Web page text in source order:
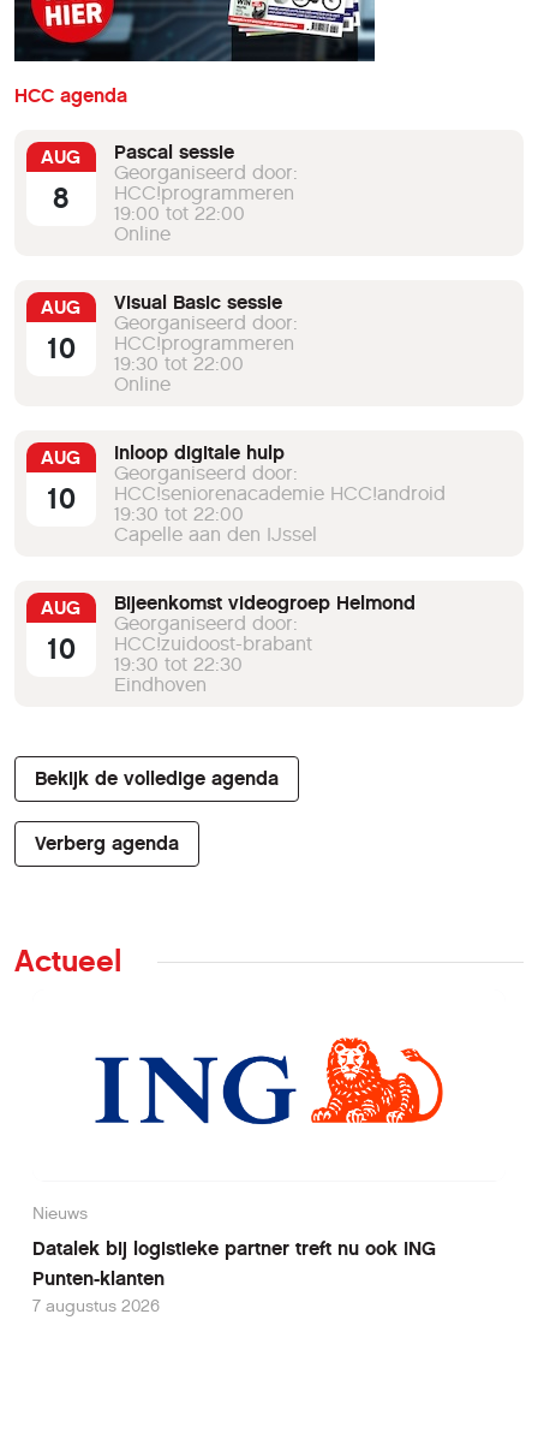
HCC agenda
AUG
8
Pascal sessie
Georganiseerd door:
HCC!programmeren
19:00 tot 22:00
Online
AUG
10
Visual Basic sessie
Georganiseerd door:
HCC!programmeren
19:30 tot 22:00
Online
AUG
10
Inloop digitale hulp
Georganiseerd door:
HCC!seniorenacademie HCC!android
19:30 tot 22:00
Capelle aan den IJssel
AUG
10
Bijeenkomst videogroep Helmond
Georganiseerd door:
HCC!zuidoost-brabant
19:30 tot 22:30
Eindhoven
Bekijk de volledige agenda
Verberg agenda
Actueel
Nieuws
Datalek bij logistieke partner treft nu ook ING
Punten-klanten
7 augustus 2026